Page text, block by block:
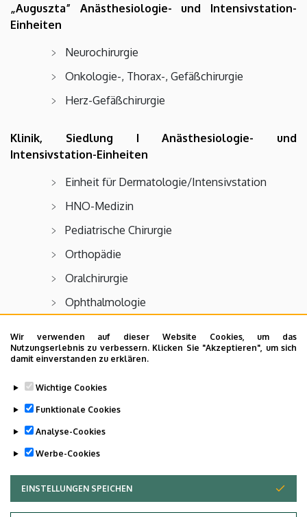
Wir verwenden auf dieser Website Cookies, um das
Nutzungserlebnis zu verbessern. Klicken Sie "Akzeptieren", um sich
damit einverstanden zu erklären.
Wichtige Cookies
Funktionale Cookies
Analyse-Cookies
Werbe-Cookies
EINSTELLUNGEN SPEICHEN
ZUSTIMMUNG ZURÜCKZIEHEN
„Auguszta” Anästhesiologie- und Intensivstation-
Einheiten
Neurochirurgie
Onkologie-, Thorax-, Gefäßchirurgie
Herz-Gefäßchirurgie
Klinik, Siedlung I Anästhesiologie- und
Intensivstation-Einheiten
Einheit für Dermatologie/Intensivstation
HNO-Medizin
Pediatrische Chirurgie
Orthopädie
Oralchirurgie
Ophthalmologie
Pulmonologie
Last update: